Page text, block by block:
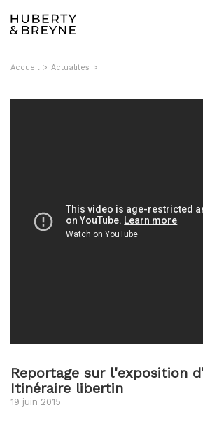
Accueil > Actualités >
Reportage sur l'exposition d'Alex Varenne,
Reportage sur l'exposition
Itinéraire libertin
19 juin 2015